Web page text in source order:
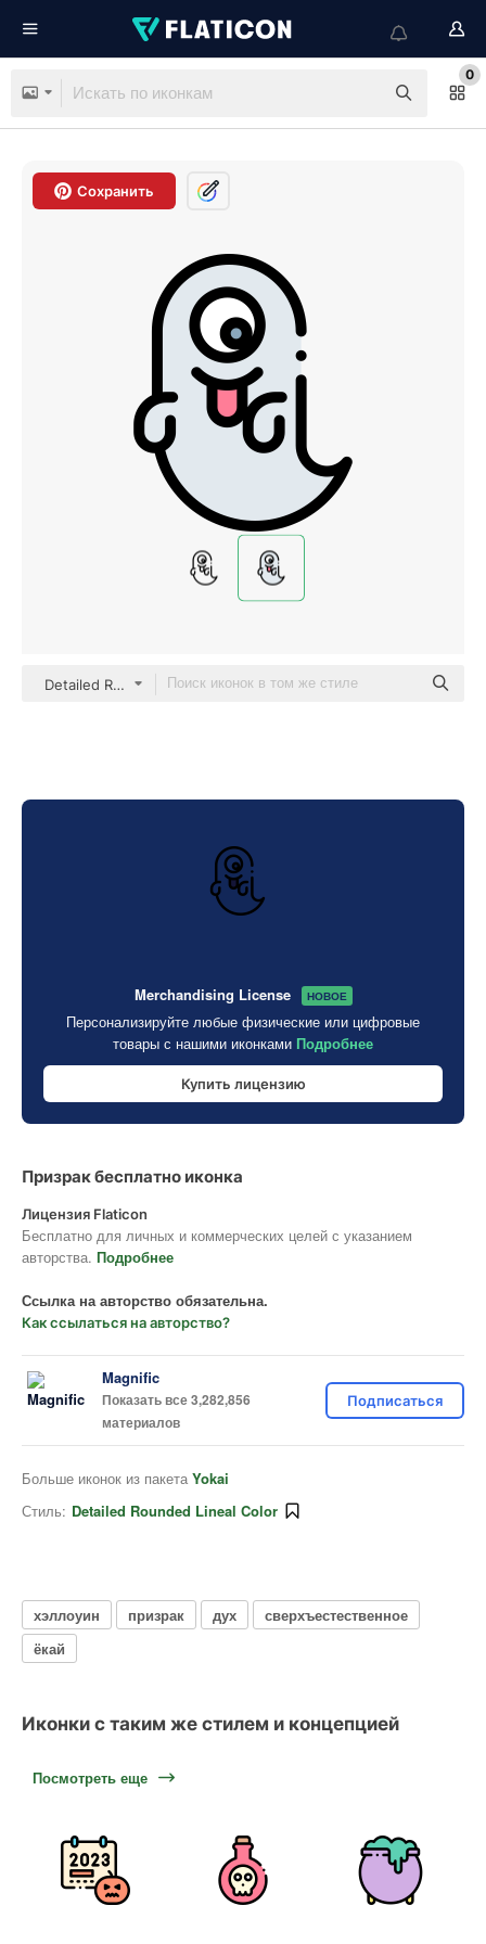
0
Сохранить
Detailed Rounded Lineal color
Merchandising License НОВОЕ
Персонализируйте любые физические или цифровые
товары с нашими иконками Подробнее
Купить лицензию
Призрак бесплатно иконка
Лицензия Flaticon
Бесплатно для личных и коммерческих целей с указанием
авторства. Подробнее
Ссылка на авторство обязательна.
Как ссылаться на авторство?
Magnific
Показать все 3,282,856
материалов
Подписаться
Больше иконок из пакета Yokai
Стиль: Detailed Rounded Lineal Color
хэллоуин призрак дух
сверхъестественное
ёкай
Иконки с таким же стилем и концепцией
Посмотреть еще